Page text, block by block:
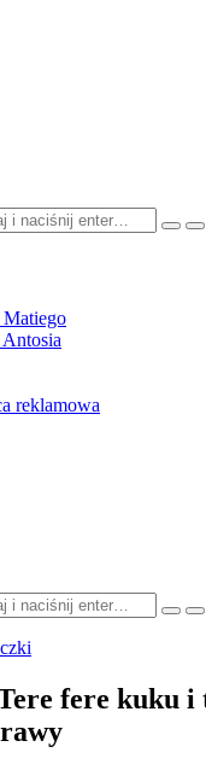
reklamowa
fere kuku i